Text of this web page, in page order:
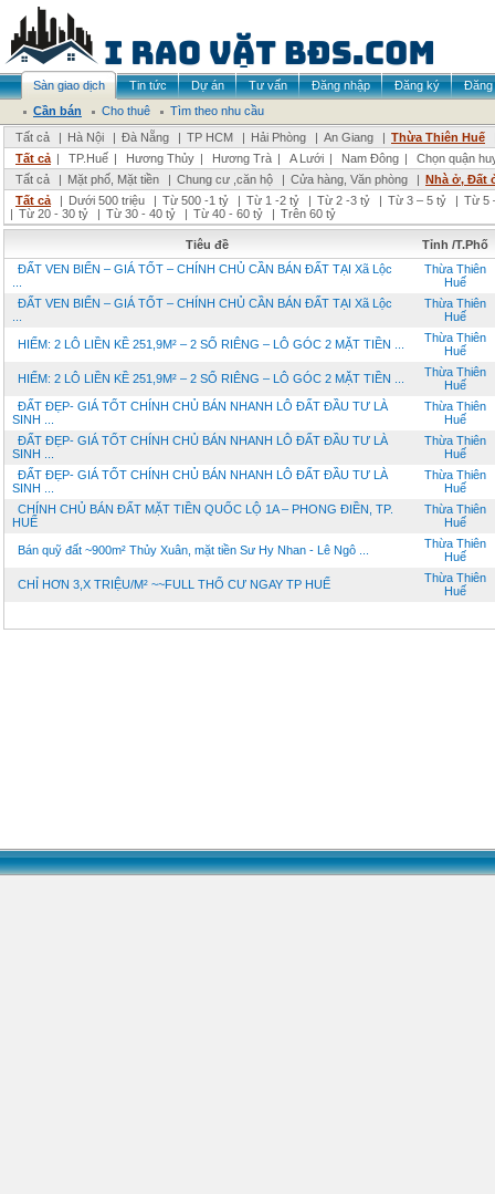
Sàn giao dịch Tin tức Dự án Tư vấn Đăng nhập Đăng ký
Đăng
Cần bán
Cho thuê
Tìm theo nhu cầu
Tất cả
| Hà Nội | Đà Nẵng | TP HCM | Hải Phòng | An Giang | Thừa Thiên Huế
Tất cả | TP.Huế | Hương Thủy | Hương Trà | A Lưới | Nam Đông |
Chọn quận
Tất cả
| Mặt phố, Mặt tiền | Chung cư ,căn hộ | Cửa hàng, Văn phòng | Nhà ở, Đất
Tất cả
| Dưới 500 triệu | Từ 500 -1 tỷ | Từ 1 -2 tỷ | Từ 2 -3 tỷ | Từ 3 – 5 tỷ | Từ 5
| Từ 20 - 30 tỷ | Từ 30 - 40 tỷ | Từ 40 - 60 tỷ | Trên 60 tỷ
Tiêu đề
Tỉnh /T.Phố
ĐẤT VEN BIỂN – GIÁ TỐT – CHÍNH CHỦ CẦN BÁN ĐẤT TẠI Xã Lộc
Thừa Thiên
Huế
ĐẤT VEN BIỂN – GIÁ TỐT – CHÍNH CHỦ CẦN BÁN ĐẤT TẠI Xã Lộc
Thừa Thiên
Huế
HIẾM: 2 LÔ LIỀN KỀ 251,9M² – 2 SỔ RIÊNG – LÔ GÓC 2 MẶT TIỀN ...
Thừa Thiên
Huế
HIẾM: 2 LÔ LIỀN KỀ 251,9M² – 2 SỔ RIÊNG – LÔ GÓC 2 MẶT TIỀN ...
Thừa Thiên
Huế
ĐẤT ĐẸP- GIÁ TỐT CHÍNH CHỦ BÁN NHANH LÔ ĐẤT ĐẦU TƯ LÀ
SINH ...
Thừa Thiên
Huế
ĐẤT ĐẸP- GIÁ TỐT CHÍNH CHỦ BÁN NHANH LÔ ĐẤT ĐẦU TƯ LÀ
SINH ...
Thừa Thiên
Huế
ĐẤT ĐẸP- GIÁ TỐT CHÍNH CHỦ BÁN NHANH LÔ ĐẤT ĐẦU TƯ LÀ
SINH ...
Thừa Thiên
Huế
CHÍNH CHỦ BÁN ĐẤT MẶT TIỀN QUỐC LỘ 1A – PHONG ĐIỀN, TP.
HUẾ
Thừa Thiên
Huế
Bán quỹ đất ~900m² Thủy Xuân, mặt tiền Sư Hy Nhan - Lê Ngô ...
Thừa Thiên
Huế
CHỈ HƠN 3,X TRIỆU/M² ~~FULL THỔ CƯ NGAY TP HUẾ
Thừa Thiên
Huế